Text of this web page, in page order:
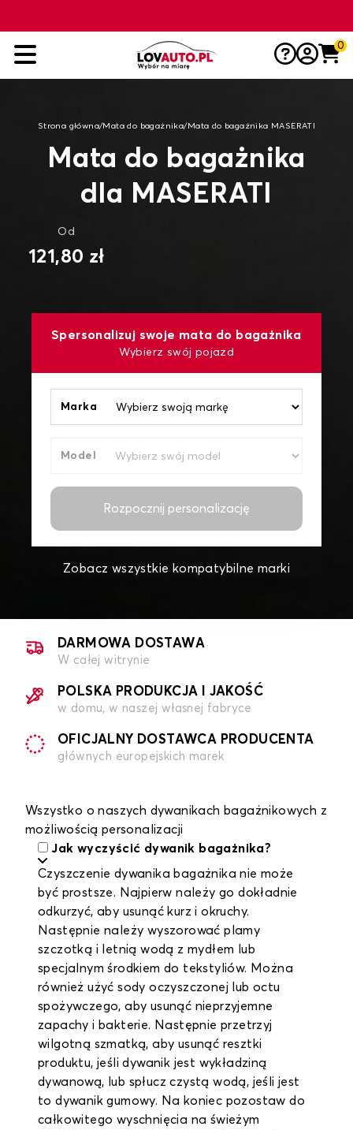
0
Strona główna/Mata do bagażnika/ Mata do bagażnika MASERATI
Mata do bagażnika
dla MASERATI
Od
121,80 zł
Spersonalizuj swoje mata do bagażnika
Wybierz swój pojazd
Marka
Model
Rozpocznij personalizację
Zobacz wszystkie kompatybilne marki
DARMOWA DOSTAWA
W całej witrynie
POLSKA PRODUKCJA I JAKOŚĆ
w domu, w naszej własnej fabryce
OFICJALNY DOSTAWCA PRODUCENTA
głównych europejskich marek
Wszystko o naszych dywanikach bagażnikowych z
możliwością personalizacji
Jak wyczyścić dywanik bagażnika?
Czyszczenie dywanika bagażnika nie może
być prostsze. Najpierw należy go dokładnie
odkurzyć, aby usunąć kurz i okruchy.
Następnie należy wyszorować plamy
szczotką i letnią wodą z mydłem lub
specjalnym środkiem do tekstyliów. Można
również użyć sody oczyszczonej lub octu
spożywczego, aby usunąć nieprzyjemne
zapachy i bakterie. Następnie przetrzyj
wilgotną szmatką, aby usunąć resztki
produktu, jeśli dywanik jest wykładziną
dywanową, lub spłucz czystą wodą, jeśli jest
to dywanik gumowy. Na koniec pozostaw do
całkowitego wyschnięcia na świeżym